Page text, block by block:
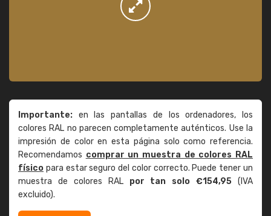
Importante: en las pantallas de los ordenadores, los
colores RAL no parecen completamente auténticos. Use la
impresión de color en esta página solo como referencia.
Recomendamos comprar un muestra de colores RAL
físico para estar seguro del color correcto. Puede tener un
muestra de colores RAL por tan solo €154,95 (IVA
excluido).